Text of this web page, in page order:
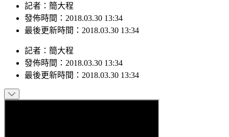
記者：簡大程
發佈時間：2018.03.30 13:34
記者：簡大程
發佈時間：2018.03.30 13:34